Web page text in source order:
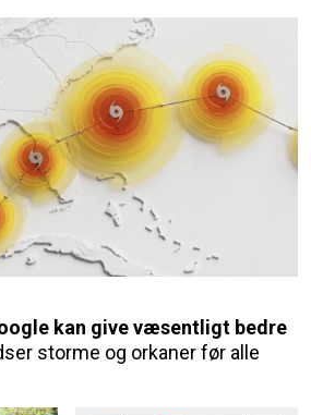
kan give væsentligt bedre
storme og orkaner før alle